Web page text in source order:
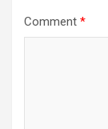
Comment *